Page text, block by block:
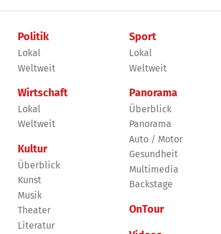
Politik
Lokal
Weltweit
Wirtschaft
Lokal
Weltweit
Kultur
Überblick
Kunst
Musik
Theater
Literatur
Sport
Lokal
Weltweit
Panorama
Überblick
Panorama
Auto / Motor
Gesundheit
Multimedia
Backstage
OnTour